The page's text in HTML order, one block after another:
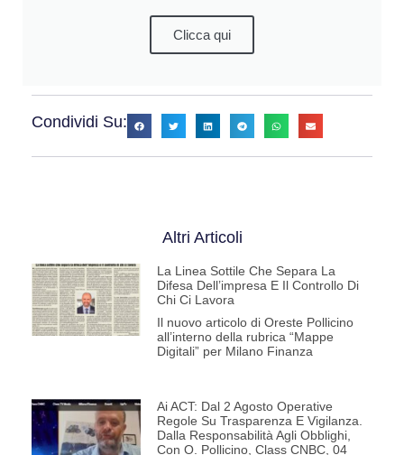
Clicca qui
Condividi Su:
Altri Articoli
La Linea Sottile Che Separa La
Difesa Dell’impresa E Il Controllo Di
Chi Ci Lavora
Il nuovo articolo di Oreste Pollicino
all’interno della rubrica “Mappe
Digitali” per Milano Finanza
Ai ACT: Dal 2 Agosto Operative
Regole Su Trasparenza E Vigilanza.
Dalla Responsabilità Agli Obblighi,
Con O. Pollicino, Class CNBC, 04